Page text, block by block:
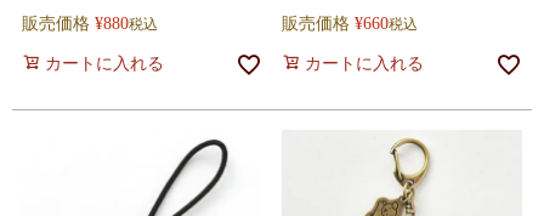
販売価格 ¥880税込
カートに入れる
販売価格 ¥660税込
カートに入れる